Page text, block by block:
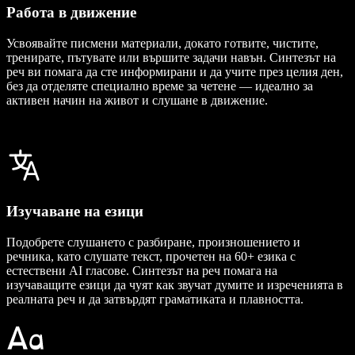
Работа в движение
Усвоявайте писмени материали, докато готвите, чистите,
тренирате, пътувате или вършите задачи навън. Синтезът на
реч ви помага да сте информирани и да учите през целия ден,
без да отделяте специално време за четене — идеално за
активен начин на живот и слушане в движение.
Изучаване на езици
Подобрете слушането с разбиране, произношението и
речника, като слушате текст, прочетен на 60+ езика с
естествени AI гласове. Синтезът на реч помага на
изучаващите езици да чуят как звучат думите и изреченията в
реалната реч и да затвърдят граматиката и плавността.